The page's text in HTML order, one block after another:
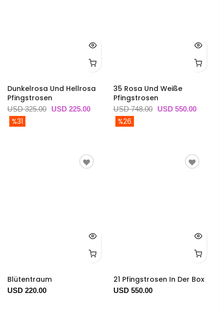
Dunkelrosa Und Hellrosa
Pfingstrosen
USD 325.00 USD 225.00
%31
35 Rosa Und Weiße
Pfingstrosen
USD 748.00 USD 550.00
%26
Blütentraum
USD 220.00
21 Pfingstrosen In Der Box
USD 550.00